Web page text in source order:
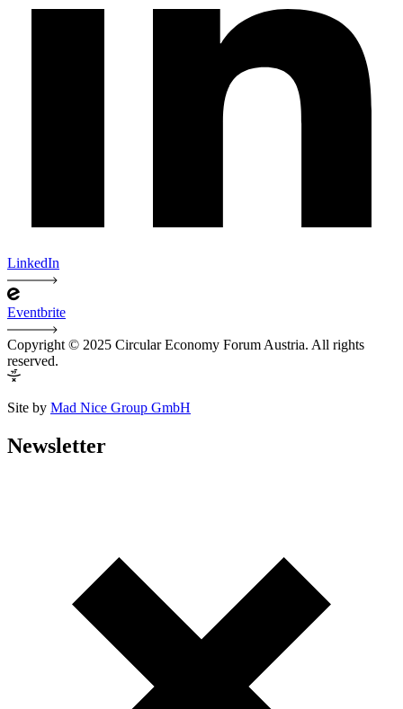
LinkedIn
Eventbrite
Copyright © 2025 Circular Economy Forum Austria. All rights
reserved.
Site by Mad Nice Group GmbH
Newsletter